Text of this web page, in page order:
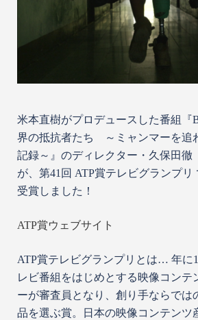
米本直樹がプロデュースした番組
界の抵抗者たち ～ミャンマーを追
記録～』のディレクター・久保田徹
が、第41回 ATP賞テレビグランプリ
受賞しました！
ATP賞ウェブサイト
ATP賞テレビグランプリとは… 年に
レビ番組をはじめとする映像コンテ
ーが審査員となり、創り手ならでは
品を選ぶ賞。日本の映像コンテンツ